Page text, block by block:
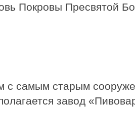
Покровы Пресвятой
с самым старым
завод